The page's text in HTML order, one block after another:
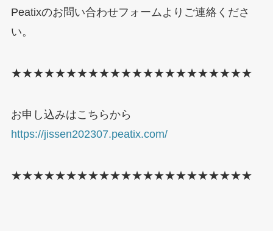
Peatixのお問い合わせフォームよりご連絡くださ
い。
★★★★★★★★★★★★★★★★★★★★★★
お申し込みはこちらから
https://jissen202307.peatix.com/
★★★★★★★★★★★★★★★★★★★★★★